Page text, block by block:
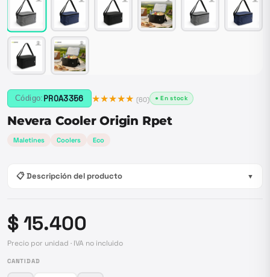
Código: PROA3356 ★★★★★ (60) ● En stock
Nevera Cooler Origin Rpet
Maletines Coolers Eco
📋 Descripción del producto ▼
$ 15.400
Precio por unidad · IVA no incluido
CANTIDAD